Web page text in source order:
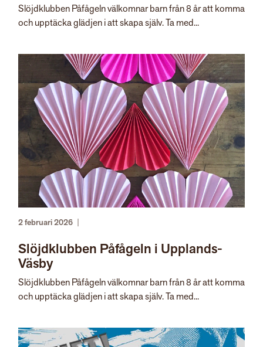
Slöjdklubben Påfågeln välkomnar barn från 8 år att komma
och upptäcka glädjen i att skapa själv. Ta med...
2 februari 2026 |
Slöjdklubben Påfågeln i Upplands-
Väsby
Slöjdklubben Påfågeln välkomnar barn från 8 år att komma
och upptäcka glädjen i att skapa själv. Ta med...